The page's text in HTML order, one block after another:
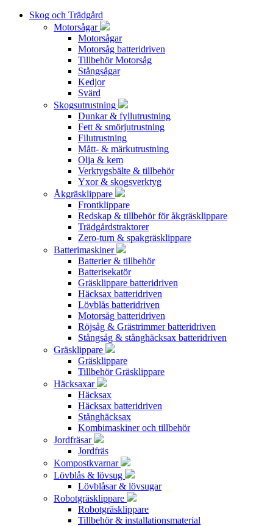
Skog och Trädgård
Motorsågar
Motorsågar
Motorsåg batteridriven
Tillbehör Motorsåg
Stångsågar
Kedjor
Svärd
Skogsutrustning
Dunkar & fyllutrustning
Fett & smörjutrustning
Filutrustning
Mått- & märkutrustning
Olja & kem
Verktygsbälte & tillbehör
Yxor & skogsverktyg
Åkgräsklippare
Frontklippare
Redskap & tillbehör för åkgräsklippare
Trädgårdstraktorer
Zero-turn & spakgräsklippare
Batterimaskiner
Batterier & tillbehör
Batterisekatör
Gräsklippare batteridriven
Häcksax batteridriven
Lövblås batteridriven
Motorsåg batteridriven
Röjsåg & Grästrimmer batteridriven
Stångsåg & stånghäcksax batteridriven
Gräsklippare
Gräsklippare
Tillbehör Gräsklippare
Häcksaxar
Häcksax
Häcksax batteridriven
Stånghäcksax
Kombimaskiner och tillbehör
Jordfräsar
Jordfräs
Kompostkvarnar
Lövblås & lövsug
Lövblåsar & lövsugar
Robotgräsklippare
Robotgräsklippare
Tillbehör & installationsmaterial